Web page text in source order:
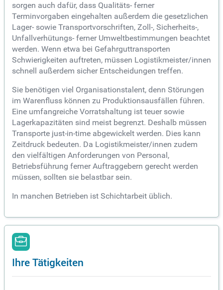
sorgen auch dafür, dass Qualitäts- ferner
Terminvorgaben eingehalten außerdem die gesetzlichen
Lager- sowie Transportvorschriften, Zoll-, Sicherheits-,
Unfallverhütungs- ferner Umweltbestimmungen beachtet
werden. Wenn etwa bei Gefahrguttransporten
Schwierigkeiten auftreten, müssen Logistikmeister/innen
schnell außerdem sicher Entscheidungen treffen.
Sie benötigen viel Organisationstalent, denn Störungen
im Warenfluss können zu Produktionsausfällen führen.
Eine umfangreiche Vorratshaltung ist teuer sowie
Lagerkapazitäten sind meist begrenzt. Deshalb müssen
Transporte just-in-time abgewickelt werden. Dies kann
Zeitdruck bedeuten. Da Logistikmeister/innen zudem
den vielfältigen Anforderungen von Personal,
Betriebsführung ferner Auftraggebern gerecht werden
müssen, sollten sie belastbar sein.
In manchen Betrieben ist Schichtarbeit üblich.
Ihre Tätigkeiten